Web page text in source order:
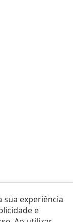
sua experiência
e